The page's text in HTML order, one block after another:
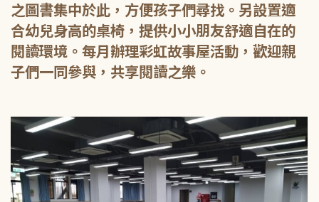
之圖書集中於此，方便孩子們尋找。另設置適
合幼兒身高的桌椅，提供小小朋友舒適自在的
閱讀環境。每月辦理彩虹故事屋活動，歡迎親
子們一同參與，共享閱讀之樂。